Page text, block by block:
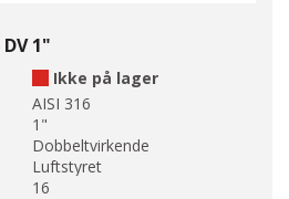
1"
Ikke på lager
AISI 316
1"
Dobbeltvirkende
Luftstyret
16